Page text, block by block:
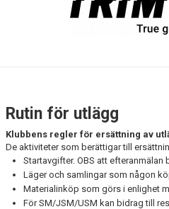
BILDGALLERI
KONTAKT
Rutin för utlägg
Klubbens regler för ersättning av
De aktiviteter som berättigar till
Startavgifter. OBS att efteranmälan
Läger och samlingar som någon
Materialinköp som görs i enlighet
För SM/JSM/USM kan bidrag till